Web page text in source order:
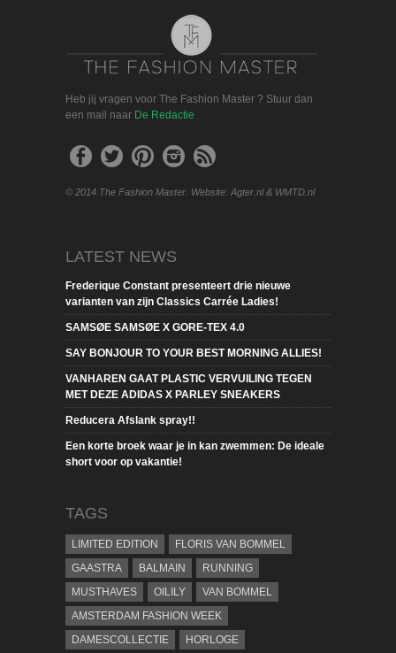
Heb jij vragen voor The Fashion Master ? Stuur dan
een mail naar De Redactie
© 2014 The Fashion Master. Website: Agter.nl & WMTD.nl
LATEST NEWS
Frederique Constant presenteert drie nieuwe
varianten van zijn Classics Carrée Ladies!
SAMSØE SAMSØE X GORE-TEX 4.0
SAY BONJOUR TO YOUR BEST MORNING ALLIES!
VANHAREN GAAT PLASTIC VERVUILING TEGEN
MET DEZE ADIDAS X PARLEY SNEAKERS
Reducera Afslank spray!!
Een korte broek waar je in kan zwemmen: De ideale
short voor op vakantie!
TAGS
LIMITED EDITION
FLORIS VAN BOMMEL
GAASTRA
BALMAIN
RUNNING
MUSTHAVES
OILILY
VAN BOMMEL
AMSTERDAM FASHION WEEK
DAMESCOLLECTIE
HORLOGE